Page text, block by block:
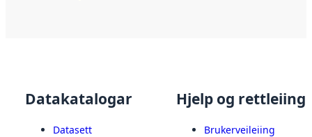
Datakatalogar
Datasett
Hjelp og rettleiing
Brukerveileiing